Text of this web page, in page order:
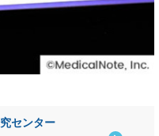
センター